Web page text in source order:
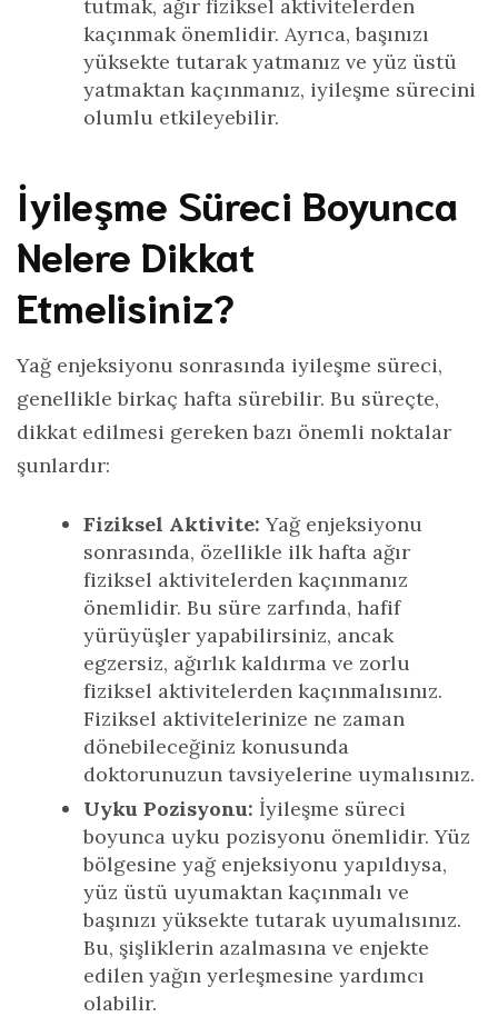
tutmak, ağır fiziksel aktivitelerden
kaçınmak önemlidir. Ayrıca, başınızı
yüksekte tutarak yatmanız ve yüz üstü
yatmaktan kaçınmanız, iyileşme sürecini
olumlu etkileyebilir.
İyileşme Süreci Boyunca
Nelere Dikkat
Etmelisiniz?
Yağ enjeksiyonu sonrasında iyileşme süreci,
genellikle birkaç hafta sürebilir. Bu süreçte,
dikkat edilmesi gereken bazı önemli noktalar
şunlardır:
Fiziksel Aktivite: Yağ enjeksiyonu
sonrasında, özellikle ilk hafta ağır
fiziksel aktivitelerden kaçınmanız
önemlidir. Bu süre zarfında, hafif
yürüyüşler yapabilirsiniz, ancak
egzersiz, ağırlık kaldırma ve zorlu
fiziksel aktivitelerden kaçınmalısınız.
Fiziksel aktivitelerinize ne zaman
dönebileceğiniz konusunda
doktorunuzun tavsiyelerine uymalısınız.
Uyku Pozisyonu: İyileşme süreci
boyunca uyku pozisyonu önemlidir. Yüz
bölgesine yağ enjeksiyonu yapıldıysa,
yüz üstü uyumaktan kaçınmalı ve
başınızı yüksekte tutarak uyumalısınız.
Bu, şişliklerin azalmasına ve enjekte
edilen yağın yerleşmesine yardımcı
olabilir.